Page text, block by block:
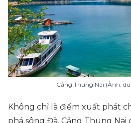
Cảng Thung Nai (Ảnh:
Không chỉ là điểm xuất phát
phá sông Đà, Cảng Thung